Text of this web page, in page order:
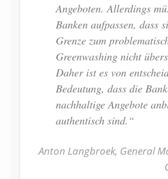
Angeboten. Allerdings
Banken aufpassen, dass
Grenze zum
Greenwashing nicht
Daher ist es von
Bedeutung, dass die
nachhaltige Angebote
authentisch sind.“
Anton Langbroek, General